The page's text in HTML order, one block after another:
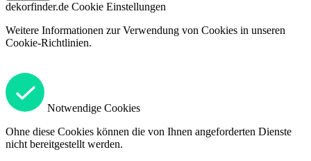
dekorfinder.de Cookie Einstellungen
Weitere Informationen zur Verwendung von Cookies in unseren
Cookie-Richtlinien.
Notwendige Cookies
Ohne diese Cookies können die von Ihnen angeforderten Dienste
nicht bereitgestellt werden.